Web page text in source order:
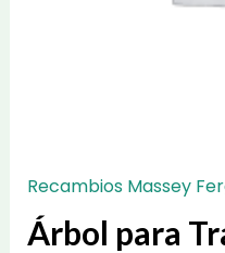
Recambios Massey
Árbol para